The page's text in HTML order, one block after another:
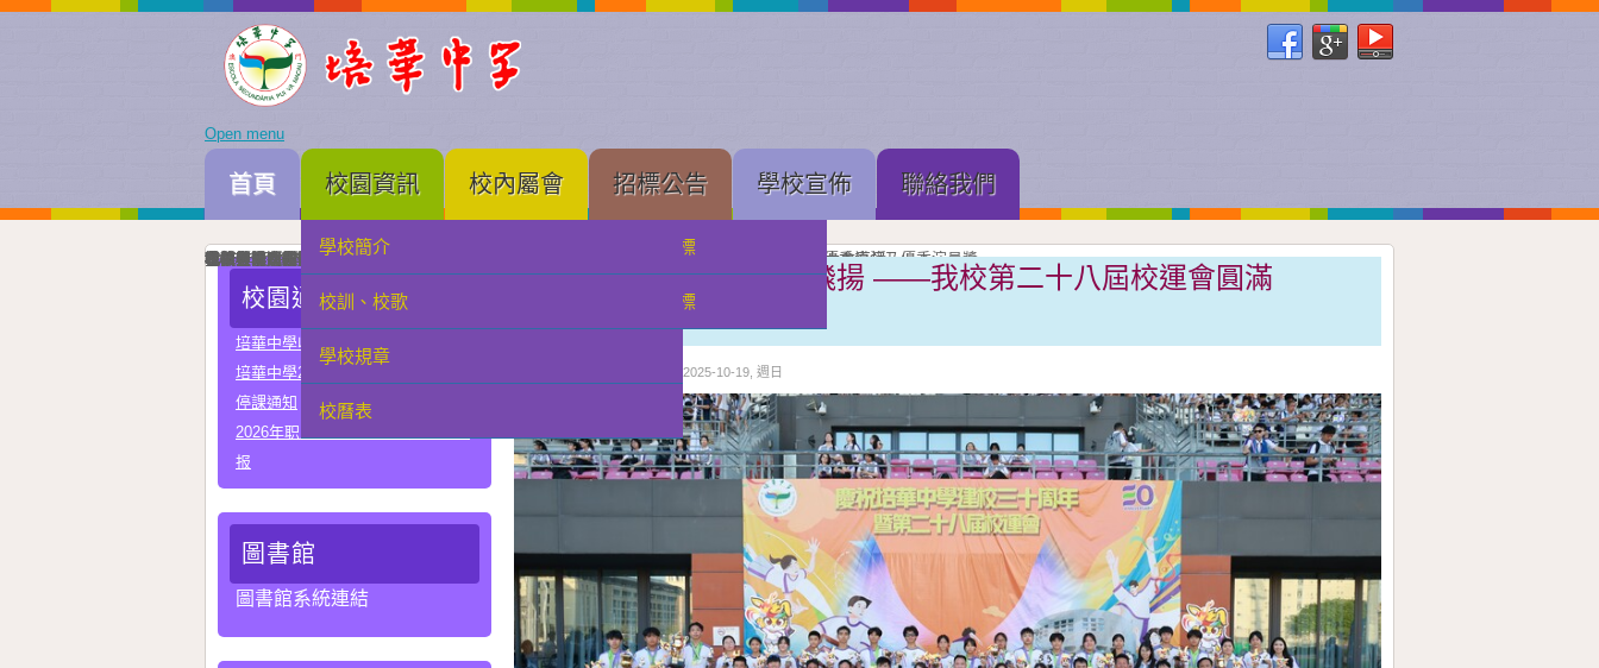
Open menu
首頁 校園資訊
學校簡介
校訓、校歌
學校規章
校曆表
校內屬會 招標公告
中學部招標
小幼部招標
學校宣佈 聯絡我們
我校與河南省實驗中學正式締結姐妹校
培華中學建校三十周年暨智慧教學及科技教育成果展開幕
智慧教學及科技教育成果展一眾主禮嘉賓為成果展進行隆重剪綵
中國優秀運動員王麗與我校簽署合作協議共育體壇新苗
李秋林校長與孫詠雅副校長率領學生代表出席澳門理工大學體育館舉行的建黨 105 周年慶祝大會直播
2025年度中學畢業典禮高三畢業生與嘉賓合照留念
我校與澳門理工大學正式署合作協議
我校與澳門電訊正式簽署人工智能合作協議
我校與珠海市金灣區四季學校締結姐妹學校
我校男子D組在第四十九屆學界籃球比賽中榮獲亞軍
學科常識問答比賽圓滿落幕嘉賓、行政、老師與獲獎班級同學合照留念
在第三十四屆校際戲劇比賽中我校小學組榮獲優良獎（本屆最高級別）、劇本創作獎、小學優秀導演及優秀演員獎
在第三十四屆校際戲劇比賽中我校中學組A隊榮獲優良獎（本屆最高級別）及優秀演員獎
在第三十四屆校際戲劇比賽中我校中學組B隊榮獲甲級獎及優秀演員獎
我校與常州市第一中學締結姐妹學校
我校在第四十四屆校際舞蹈比賽榮獲小學組優良級獎項
我校在第四十四屆校際舞蹈比賽榮獲中學組甲級獎獎項
校園通告
培華中學收費項目一覽表
培華中學2024-2025學年報名費
停課通知
2026年职业教育国家教学成果奖申
报
圖書館
圖書館系統連結
賽場榮光綻放 征程凱歌飛揚 ——我校第二十八屆校運會圓滿
發佈: 2025-10-19, 週日